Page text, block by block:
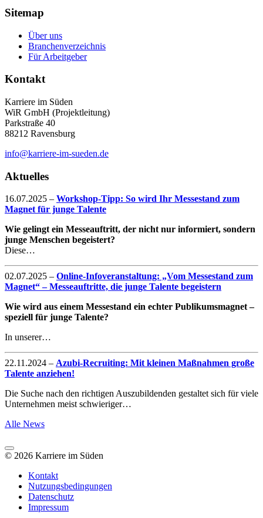
Sitemap
Über uns
Branchenverzeichnis
Für Arbeitgeber
Kontakt
Karriere im Süden
WiR GmbH (Projektleitung)
Parkstraße 40
88212 Ravensburg
info@karriere-im-sueden.de
Aktuelles
16.07.2025 – Workshop-Tipp: So wird Ihr Messestand zum
Magnet für junge Talente
Wie gelingt ein Messeauftritt, der nicht nur informiert, sondern
junge Menschen begeistert?
Diese…
02.07.2025 – Online-Infoveranstaltung: „Vom Messestand zum
Magnet“ – Messeauftritte, die junge Talente begeistern
Wie wird aus einem Messestand ein echter Publikumsmagnet –
speziell für junge Talente?
In unserer…
22.11.2024 – Azubi-Recruiting: Mit kleinen Maßnahmen große
Talente anziehen!
Die Suche nach den richtigen Auszubildenden gestaltet sich für viele
Unternehmen meist schwieriger…
Alle News
© 2026 Karriere im Süden
Kontakt
Nutzungsbedingungen
Datenschutz
Impressum